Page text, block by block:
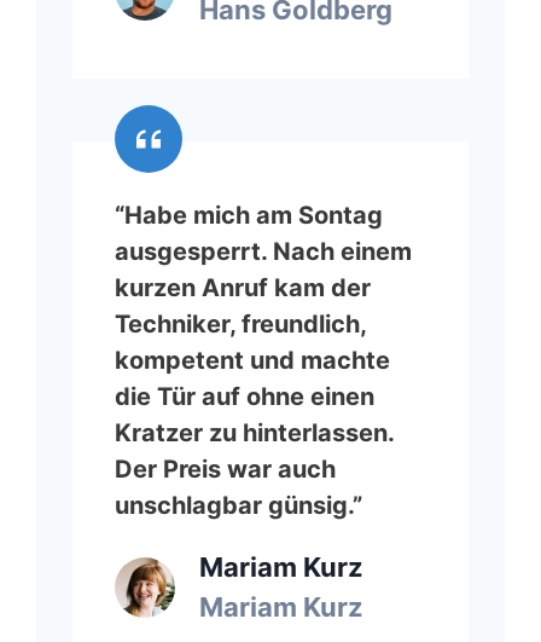
Hans Goldberg
“Habe mich am Sontag
ausgesperrt. Nach einem
kurzen Anruf kam der
Techniker, freundlich,
kompetent und machte
die Tür auf ohne einen
Kratzer zu hinterlassen.
Der Preis war auch
unschlagbar günsig.”
Mariam Kurz
Mariam Kurz